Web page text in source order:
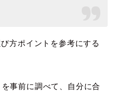
方ポイントを参考にする
事前に調べて、自分に合